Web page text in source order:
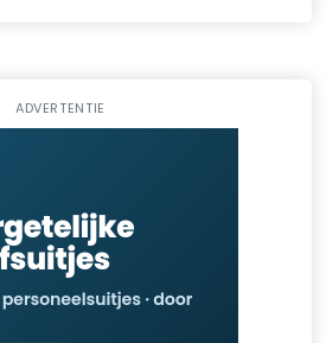
ADVERTENTIE